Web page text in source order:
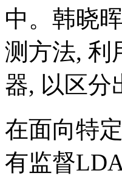
中。韩晓晖
测方法, 利
器, 以区分
在面向特
有监督